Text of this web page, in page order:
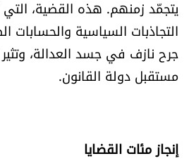
اقتصاد
العالم
الصحافة الإسرائيلية
يتجمّد زمنهم. هذه القضية،
التجاذبات السياسية والحسابات
جرح نازف في جسد العدالة،
مستقبل دولة القانون.
إنجاز مئات القضايا